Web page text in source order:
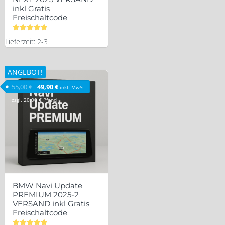
inkl Gratis
Freischaltcode
mit
5.00
Lieferzeit: 2-3
ANGEBOT!
BMW Navi Update
PREMIUM 2025-2
VERSAND inkl Gratis
Freischaltcode
55,00€ Ursprünglicher Preis war: 55,00 €
49,90€Aktueller Preis ist: 49,90 €.
inkl. MwSt
zzgl. 20,00 € Pfand